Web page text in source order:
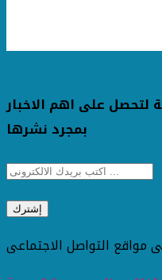
لتحصل على اهم الاخبار
بمجرد نشرها
مواقع التواصل الاجتماعى